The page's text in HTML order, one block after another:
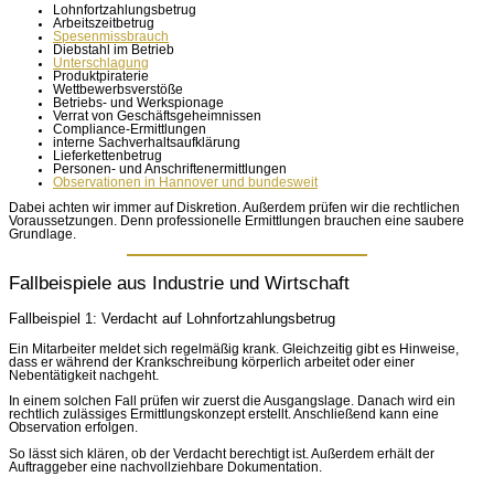
Lohnfortzahlungsbetrug
Arbeitszeitbetrug
Spesenmissbrauch
Diebstahl im Betrieb
Unterschlagung
Produktpiraterie
Wettbewerbsverstöße
Betriebs- und Werkspionage
Verrat von Geschäftsgeheimnissen
Compliance-Ermittlungen
interne Sachverhaltsaufklärung
Lieferkettenbetrug
Personen- und Anschriftenermittlungen
Observationen in Hannover und bundesweit
Dabei achten wir immer auf Diskretion. Außerdem prüfen wir die rechtlichen
Voraussetzungen. Denn professionelle Ermittlungen brauchen eine saubere
Grundlage.
Fallbeispiele aus Industrie und Wirtschaft
Fallbeispiel 1: Verdacht auf Lohnfortzahlungsbetrug
Ein Mitarbeiter meldet sich regelmäßig krank. Gleichzeitig gibt es Hinweise,
dass er während der Krankschreibung körperlich arbeitet oder einer
Nebentätigkeit nachgeht.
In einem solchen Fall prüfen wir zuerst die Ausgangslage. Danach wird ein
rechtlich zulässiges Ermittlungskonzept erstellt. Anschließend kann eine
Observation erfolgen.
So lässt sich klären, ob der Verdacht berechtigt ist. Außerdem erhält der
Auftraggeber eine nachvollziehbare Dokumentation.